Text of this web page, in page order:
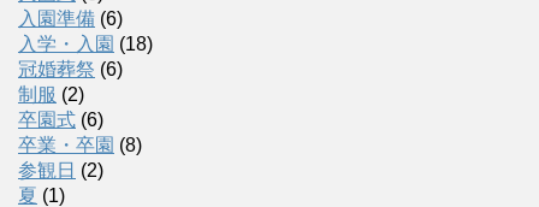
入園準備 (6)
入学・入園 (18)
冠婚葬祭 (6)
制服 (2)
卒園式 (6)
卒業・卒園 (8)
参観日 (2)
夏 (1)